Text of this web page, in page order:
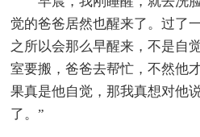
觉的爸爸居然也醒来了。过了
之所以会那么早醒来，不是自
室要搬，爸爸去帮忙，不然他
果真是他自觉，那我真想对他
了。”